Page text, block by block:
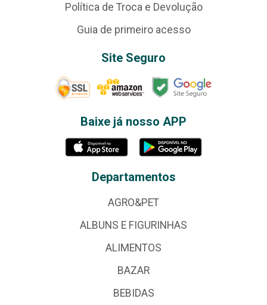
Política de Troca e Devolução
Guia de primeiro acesso
Site Seguro
Baixe já nosso APP
Departamentos
AGRO&PET
ALBUNS E FIGURINHAS
ALIMENTOS
BAZAR
BEBIDAS